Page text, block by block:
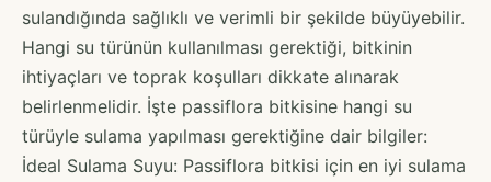
sulandığında sağlıklı ve verimli bir şekilde büyüyebilir.
Hangi su türünün kullanılması gerektiği, bitkinin
ihtiyaçları ve toprak koşulları dikkate alınarak
belirlenmelidir. İşte passiflora bitkisine hangi su
türüyle sulama yapılması gerektiğine dair bilgiler:
İdeal Sulama Suyu: Passiflora bitkisi için en iyi sulama